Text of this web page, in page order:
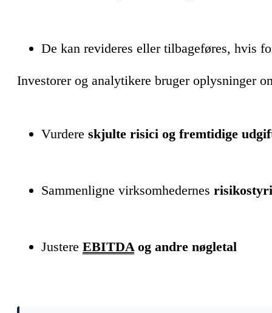
De kan revideres eller tilbageføres, hvis
Investorer og analytikere bruger oplysninger
Vurdere skjulte risici og fremtidige
Sammenligne virksomhedernes
Justere EBITDAog andre nøgletal